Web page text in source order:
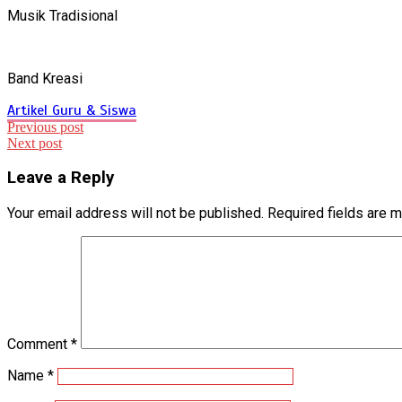
Musik Tradisional
Band Kreasi
Artikel Guru & Siswa
Post
navigation
Previous post
Next post
Leave a Reply
Your email address will not be published. Required fields are
Comment *
Name *